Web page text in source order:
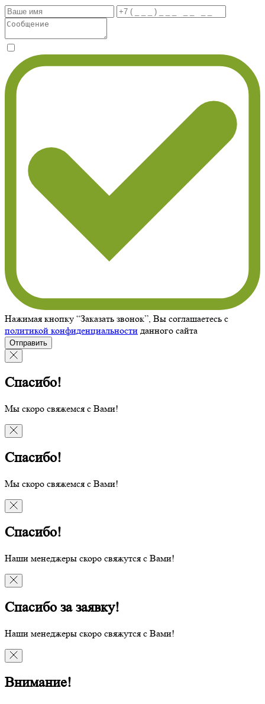
Нажимая кнопку “Заказать звонок”, Вы соглашаетесь с
политикой конфиденциальности данного сайта
Отправить
Спасибо!
Мы скоро свяжемся с Вами!
Спасибо!
Мы скоро свяжемся с Вами!
Спасибо!
Наши менеджеры скоро свяжутся с Вами!
Спасибо за заявку!
Наши менеджеры скоро свяжутся с Вами!
Внимание!